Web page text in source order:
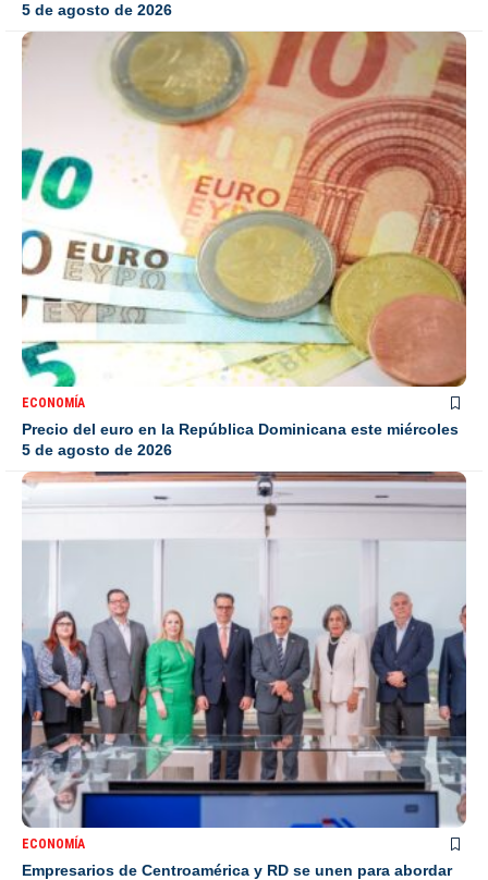
5 de agosto de 2026
ECONOMÍA
Precio del euro en la República Dominicana este miércoles
5 de agosto de 2026
ECONOMÍA
Empresarios de Centroamérica y RD se unen para abordar